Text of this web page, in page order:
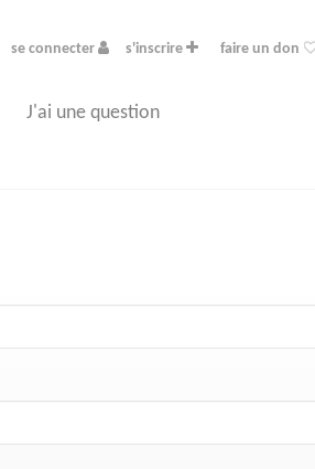
se connecter s'inscrire faire un don
J'ai une question